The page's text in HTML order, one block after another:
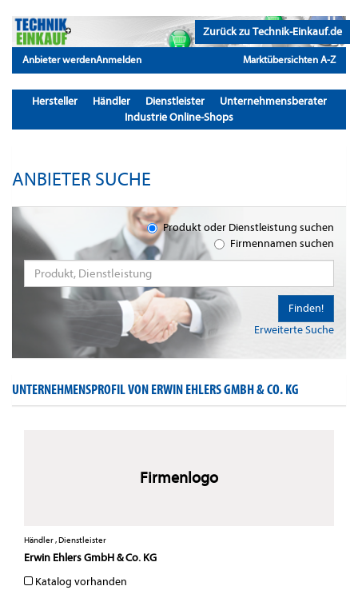
Zurück zu Technik-Einkauf.de
Anbieter werdenAnmelden Marktübersichten A-Z
Hersteller Händler Dienstleister
Unternehmensberater
Industrie Online-Shops
ANBIETER SUCHE
Produkt oder Dienstleistung suchen
Firmennamen suchen
Erweiterte Suche
Finden!
UNTERNEHMENSPROFIL VON ERWIN EHLERS GMBH & CO. KG
Firmenlogo
Händler , Dienstleister
Erwin Ehlers GmbH & Co. KG
Katalog vorhanden